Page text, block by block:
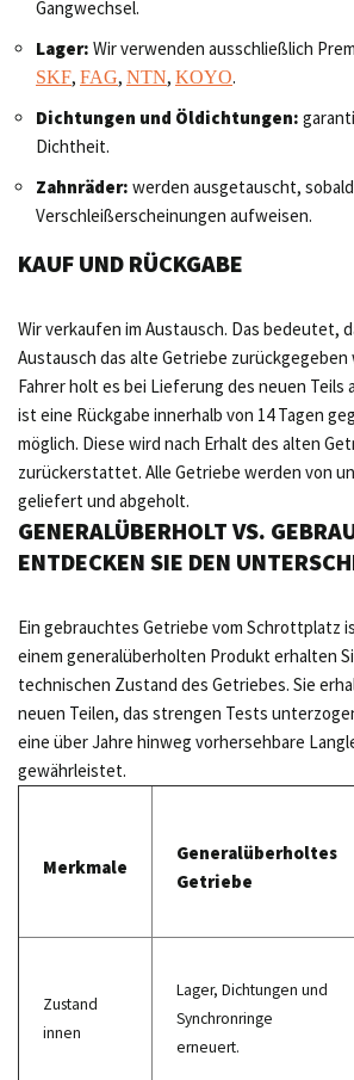
Gangwechsel.
Lager: Wir verwenden ausschließlich
SKF, FAG, NTN, KOYO.
Dichtungen und Öldichtungen:
Dichtheit.
Zahnräder: werden ausgetauscht,
Verschleißerscheinungen aufweisen.
KAUF UND RÜCKGABE
Wir verkaufen im Austausch. Das bedeutet,
Austausch das alte Getriebe zurückgegeben
Fahrer holt es bei Lieferung des neuen Teils
ist eine Rückgabe innerhalb von 14 Tagen
möglich. Diese wird nach Erhalt des alten
zurückerstattet. Alle Getriebe werden von
geliefert und abgeholt.
GENERALÜBERHOLT VS.
ENTDECKEN SIE DEN
Ein gebrauchtes Getriebe vom Schrottplatz
einem generalüberholten Produkt erhalten
technischen Zustand des Getriebes. Sie
neuen Teilen, das strengen Tests
eine über Jahre hinweg vorhersehbare
gewährleistet.
Merkmale
Generalüberholtes
Getriebe
Zustand
innen
Lager, Dichtungen und
Synchronringe
erneuert.